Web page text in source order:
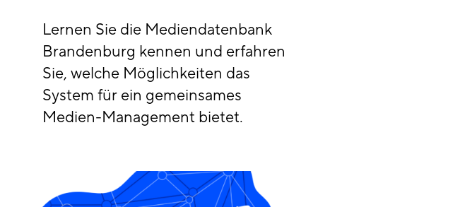
Lernen Sie die Mediendatenbank
Brandenburg kennen und erfahren
Sie, welche Möglichkeiten das
System für ein gemeinsames
Medien-Management bietet.